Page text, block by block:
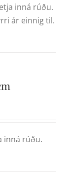
inná rúðu.
ár einnig til.
inná rúðu.